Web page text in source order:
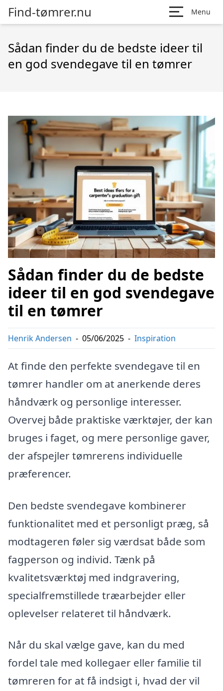
Find-tømrer.nu Menu
Sådan finder du de bedste ideer til
en god svendegave til en tømrer
Sådan finder du de bedste
ideer til en god svendegave
til en tømrer
Henrik Andersen - 05/06/2025 - Inspiration
At finde den perfekte svendegave til en
tømrer handler om at anerkende deres
håndværk og personlige interesser.
Overvej både praktiske værktøjer, der kan
bruges i faget, og mere personlige gaver,
der afspejler tømrerens individuelle
præferencer.
Den bedste svendegave kombinerer
funktionalitet med et personligt præg, så
modtageren føler sig værdsat både som
fagperson og individ. Tænk på
kvalitetsværktøj med indgravering,
specialfremstillede træarbejder eller
oplevelser relateret til håndværk.
Når du skal vælge gave, kan du med
fordel tale med kollegaer eller familie til
tømreren for at få indsigt i, hvad der vil